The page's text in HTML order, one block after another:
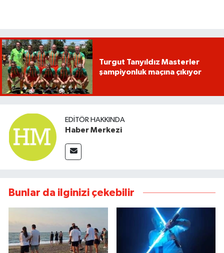
Turgut Tanyıldız Masterler
şampiyonluk maçına çıkıyor
EDITÖR HAKKINDA
Haber Merkezi
Bunlar da ilginizi çekebilir